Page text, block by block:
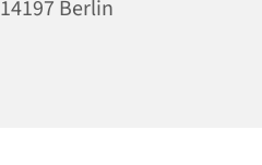
14197 Berlin